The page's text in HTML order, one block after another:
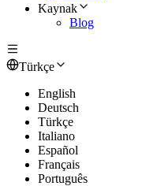
Kaynak
Blog
Türkçe
English
Deutsch
Türkçe
Italiano
Español
Français
Português